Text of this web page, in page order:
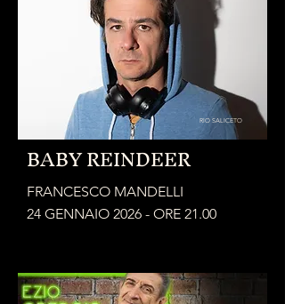
RIO SALICETO
BABY REINDEER
FRANCESCO MANDELLI
24 GENNAIO 2026 - ORE 21.00